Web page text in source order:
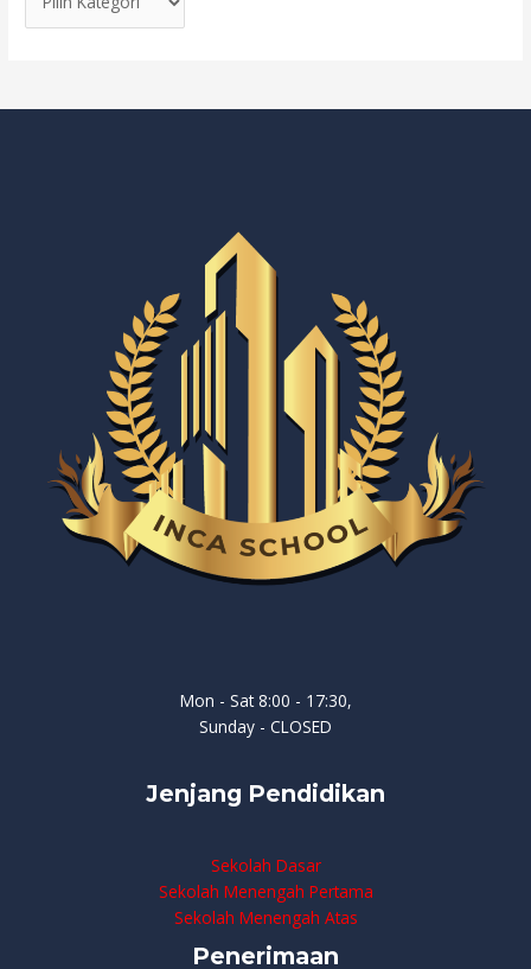
Mon - Sat 8:00 - 17:30,
Sunday - CLOSED
Jenjang Pendidikan
Sekolah Dasar
Sekolah Menengah Pertama
Sekolah Menengah Atas
Penerimaan